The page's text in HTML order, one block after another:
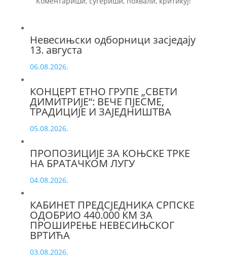
Невесињски одборници засједају
13. августа
06.08.2026.
КОНЦЕРТ ЕТНО ГРУПЕ „СВЕТИ
ДИМИТРИЈЕ“: ВЕЧЕ ПЈЕСМЕ,
ТРАДИЦИЈЕ И ЗАЈЕДНИШТВА
05.08.2026.
ПРОПОЗИЦИЈЕ ЗА КОЊСКЕ ТРКЕ
НА БРАТАЧКОМ ЛУГУ
04.08.2026.
КАБИНЕТ ПРЕДСЈЕДНИКА СРПСКЕ
ОДОБРИО 440.000 КМ ЗА
ПРОШИРЕЊЕ НЕВЕСИЊСКОГ
ВРТИЋА
03.08.2026.